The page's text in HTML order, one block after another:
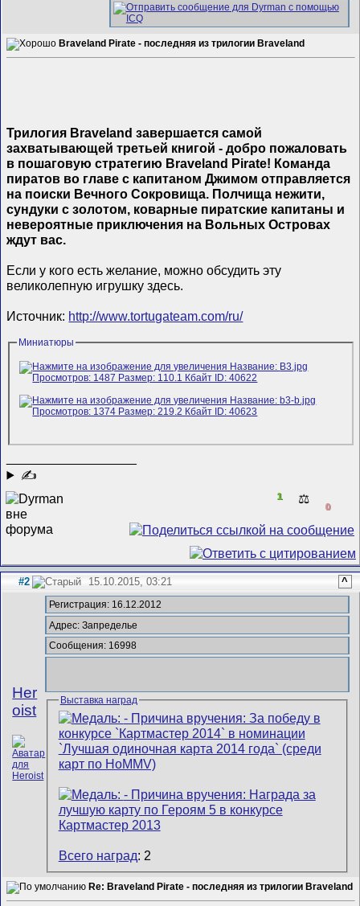
Braveland Pirate - последняя из трилогии Braveland
Трилогия Braveland завершается самой
захватывающей третьей книгой - добро пожаловать
в пошаговую стратегию Braveland Pirate! Команда
пиратов во главе с капитаном Джимом отправляется
на поиски Вечного Сокровища. Полчища нежити,
сундуки с золотом, коварные пиратские капитаны и
невероятные приключения на Вольных Островах
ждут вас.
Если у кого есть желание, можно обсудить эту
великолепную игрушку здесь.
Источник: http://www.tortugateam.com/ru/
Миниатюры
✍
1 ⚖️
0
#2 15.10.2015, 03:21 ^
Her
oist
Регистрация: 16.12.2012
Адрес: Запределье
Сообщения: 16998
Выставка наград
Всего наград: 2
Re: Braveland Pirate - последняя из трилогии Braveland